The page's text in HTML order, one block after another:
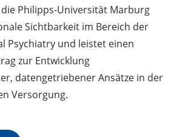
Philipps-Universität Marburg
Sichtbarkeit im Bereich der
Psychiatry und leistet einen
zur Entwicklung
datengetriebener Ansätze in der
Versorgung.